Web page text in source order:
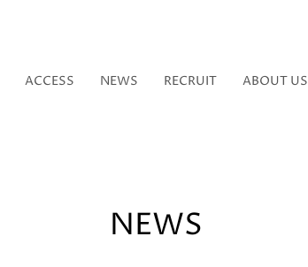
ACCESS NEWS RECRUIT ABOUT US
NEWS